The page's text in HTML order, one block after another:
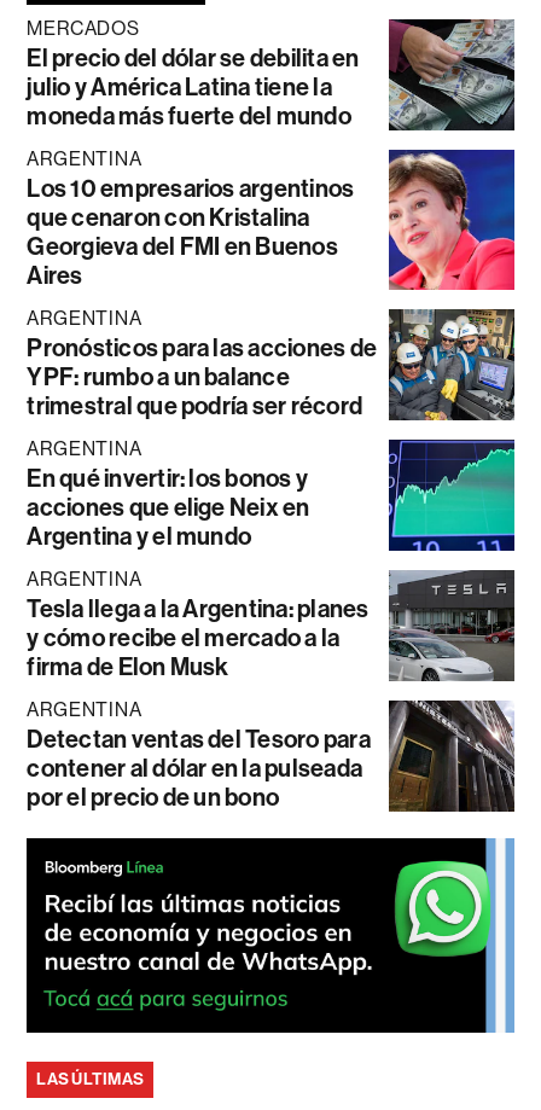
MERCADOS
El precio del dólar se debilita en
julio y América Latina tiene la
moneda más fuerte del mundo
ARGENTINA
Los 10 empresarios argentinos
que cenaron con Kristalina
Georgieva del FMI en Buenos
Aires
ARGENTINA
Pronósticos para las acciones de
YPF: rumbo a un balance
trimestral que podría ser récord
ARGENTINA
En qué invertir: los bonos y
acciones que elige Neix en
Argentina y el mundo
ARGENTINA
Tesla llega a la Argentina: planes
y cómo recibe el mercado a la
firma de Elon Musk
ARGENTINA
Detectan ventas del Tesoro para
contener al dólar en la pulseada
por el precio de un bono
LAS ÚLTIMAS